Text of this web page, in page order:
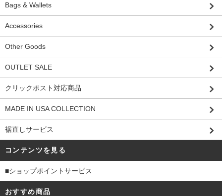
Bags & Wallets
Accessories
Other Goods
OUTLET SALE
クリックポスト対応商品
MADE IN USA COLLECTION
裾直しサービス
コンテンツを見る
■ショップポイントサービス
おすすめ商品